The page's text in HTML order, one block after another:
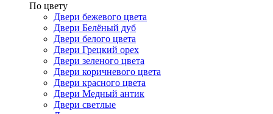
По цвету
Двери бежевого цвета
Двери Белёный дуб
Двери белого цвета
Двери Грецкий орех
Двери зеленого цвета
Двери коричневого цвета
Двери красного цвета
Двери Медный антик
Двери светлые